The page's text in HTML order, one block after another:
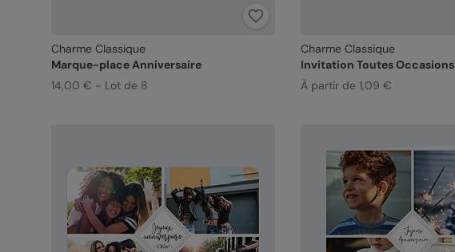
Charme Classique
Marque-place Anniversaire
14,00 € - Lot de 8
Charme Classique
Invitation Toutes Occasions
À partir de 1,09 €